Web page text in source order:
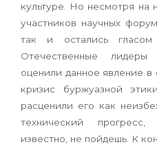
культуре. Но несмотря на
участников научных
так и остались
Отечественные лидеры
оценили данное явление в
кризис буржуазной
расценили его как
технический
известно, не пойдешь. К